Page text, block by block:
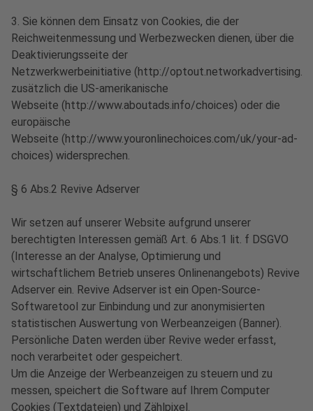
3. Sie können dem Einsatz von Cookies, die der
Reichweitenmessung und Werbezwecken dienen, über die
Deaktivierungsseite der
Netzwerkwerbeinitiative (http://
zusätzlich die US-amerikanische
Webseite (http://www.aboutads.info/choices) oder die
europäische
Webseite (http://www.youronlinechoices.com/uk/your-ad-
choices) widersprechen.
§ 6 Abs.2 Revive Adserver
Wir setzen auf unserer Website aufgrund unserer
berechtigten Interessen gemäß Art. 6 Abs.1 lit. f DSGVO
(Interesse an der Analyse, Optimierung und
wirtschaftlichem Betrieb unseres Onlinenangebots) Revive
Adserver ein. Revive Adserver ist ein Open-Source-
Softwaretool zur Einbindung und zur anonymisierten
statistischen Auswertung von Werbeanzeigen (Banner).
Persönliche Daten werden über Revive weder erfasst,
noch verarbeitet oder gespeichert.
Um die Anzeige der Werbeanzeigen zu steuern und zu
messen, speichert die Software auf Ihrem Computer
Cookies (Textdateien) und Zählpixel.